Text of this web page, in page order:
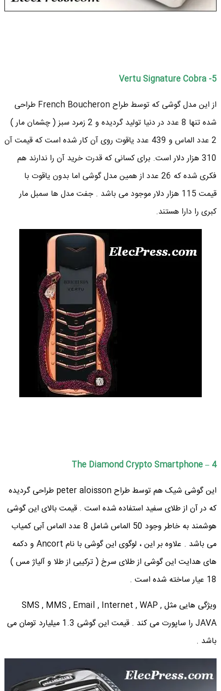
5- Vertu Signature Cobra
از این مدل گوشی که توسط طراح French Boucheron طراحی
شده تنها 8 عدد در دنیا تولید گردیده و 2 زمرد سبز ( چشمان مار )
2 عدد الماس و 439 عدد یاقوت روی آن کار شده است که قیمت آن
310 هزار دلار است. برای کسانی که قدرت خرید آن را ندارند هم
فکری شده که 26 عدد از همین مدل گوشی اما بدون یاقوت با
قیمت 115 هزار دلار موجود می باشد . جفت مدل ها سمبل مار
کبری را دارا هستند.
4 – The Diamond Crypto Smartphone
این گوشی شیک هم توسط طراح peter aloisson طراحی گردیده
که در آن از طلای سفید استفاده شده است . قیمت بالای این گوشی
هوشمند به خاطر وجود 50 الماس شامل 8 عدد الماس آبی کمیاب
می باشد . علاوه بر این ، لوگوی این گوشی با نام Ancort و دکمه
های هدایت این گوشی از طلای سرخ ( ترکیبی از طلا و آلیاژ مس )
18 عیار ساخته شده است .
ویژگی هایی مثل SMS , MMS , Email , Internet , WAP ,
JAVA را ساپورت می کند . قیمت این گوشی 1.3 میلیارد تومان می
باشد .